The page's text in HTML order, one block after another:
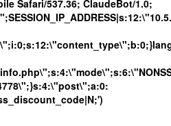
Safari/537.36; ClaudeBot/1.0;